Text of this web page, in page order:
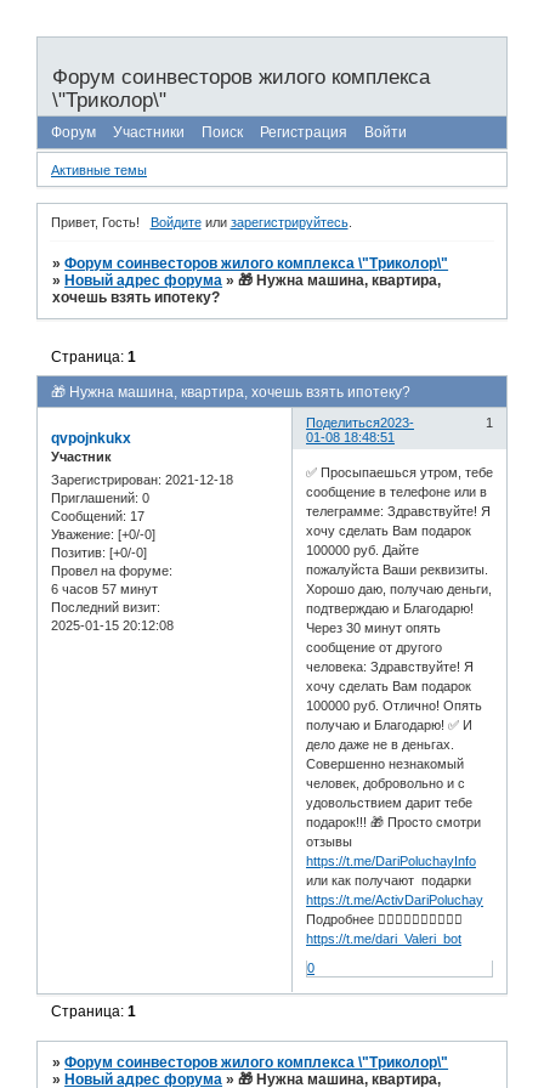
Форум соинвесторов жилого комплекса
\"Триколор\"
Форум Участники Поиск Регистрация Войти
Активные темы
Привет, Гость! Войдитеили зарегистрируйтесь.
»Форум соинвесторов жилого комплекса \"Триколор\"
» Новый адрес форума »🎁 Нужна машина, квартира,
хочешь взять ипотеку?
🎁 Нужна машина, квартира, хочешь взять ипотеку?
Страница:1
Поделиться 1
2023-
01-08 18:48:51
qvpojnkukx
Участник
Зарегистрирован: 2021-12-18
Приглашений: 0
Сообщений: 17
Уважение: [+0/-0]
Позитив: [+0/-0]
Провел на форуме:
6 часов 57 минут
Последний визит:
2025-01-15 20:12:08
✅ Просыпаешься утром, тебе
сообщение в телефоне или в
телеграмме: Здравствуйте! Я
хочу сделать Вам подарок
100000 руб. Дайте
пожалуйста Ваши реквизиты.
Хорошо даю, получаю деньги,
подтверждаю и Благодарю!
Через 30 минут опять
сообщение от другого
человека: Здравствуйте! Я
хочу сделать Вам подарок
100000 руб. Отлично! Опять
получаю и Благодарю! ✅ И
дело даже не в деньгах.
Совершенно незнакомый
человек, добровольно и с
удовольствием дарит тебе
подарок!!! 🎁 Просто смотри
отзывы
https://t.me/DariPoluchayInfo
или как получают подарки
https://t.me/ActivDariPoluchay
Подробнее 👇🏻👇🏻👇🏻👇🏻👇🏻
https://t.me/dari_Valeri_bot
0
Страница:1
»Форум соинвесторов жилого комплекса \"Триколор\"
»Новый адрес форума »🎁 Нужна машина, квартира,